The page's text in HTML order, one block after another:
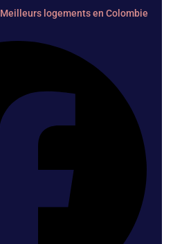
Meilleurs logements en Colombie